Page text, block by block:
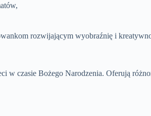
rozwijającym wyobraźnię i
w czasie Bożego Narodzenia. Oferują